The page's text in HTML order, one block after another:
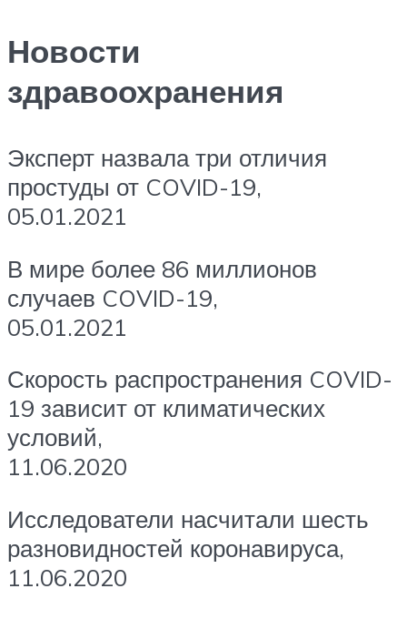
Новости
здравоохранения
Эксперт назвала три отличия
простуды от COVID-19,
05.01.2021
В мире более 86 миллионов
случаев COVID-19,
05.01.2021
Скорость распространения COVID-
19 зависит от климатических
условий,
11.06.2020
Исследователи насчитали шесть
разновидностей коронавируса,
11.06.2020